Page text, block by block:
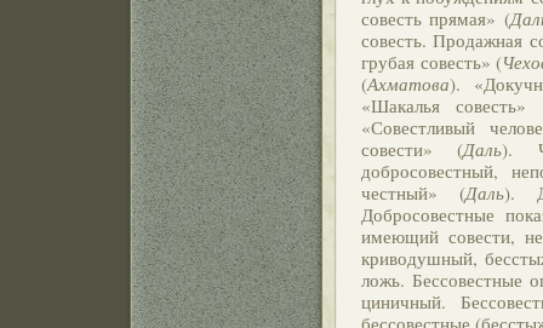
совесть прямая» (
совесть. Продажная
грубая совесть» (
(Ахматова).
«Шакалья совесть»
«Совестливый
совести» (Даль).
добросовестный,
честный» (Даль).
Добросовестные
имеющий совести,
криводушный,
ложь. Бессовестные
циничный.
бессовестные